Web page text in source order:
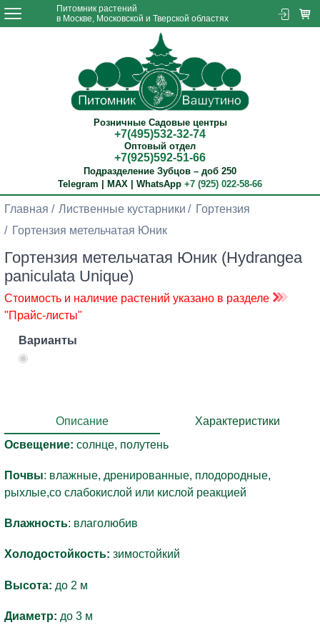
Питомник растений
в Москве, Московской и Тверской областях
Розничные Садовые центры
+7(495)532-32-74
Оптовый отдел
+7(925)592-51-66
Подразделение Зубцов – доб 250
Telegram | MAX | WhatsApp +7 (925) 022-58-66
Главная Лиственные кустарники
Гортензия
Гортензия метельчатая Юник
Гортензия метельчатая Юник (Hydrangea
paniculata Unique)
Стоимость и наличие растений указано в разделе
"Прайс-листы"
Варианты
Описание
Характеристики
Освещение:солнце, полутень
Почвы: влажные, дренированные, плодородные,
рыхлые,со слабокислой или кислой реакцией
Влажность: влаголюбив
Холодостойкость: зимостойкий
Высота: до 2 м
Диаметр: до 3 м